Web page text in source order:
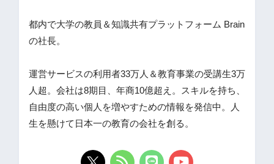
都内で大学の教員＆知識共有プラットフォーム Brain
の社長。
運営サービスの利用者33万人＆教育事業の受講生3万
人超。会社は8期目、年商10億超え。スキルを持ち、
自由度の高い個人を増やすための情報を発信中。人
生を懸けて日本一の教育の会社を創る。